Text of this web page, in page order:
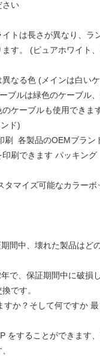
さい
トは長さが異なり、ラ
す。 (ピュアホワイト
異なる色 (メインは白い
ブルは緑色のケーブル
ケーブルも使用できます
ド)
刷 各製品のOEMブラン
刷できます パッキング
タマイズ可能なカラーボ
間中、壊れた製品はど
で、保証期間中に破損
です。
すか？そして何ですか
をすることができます